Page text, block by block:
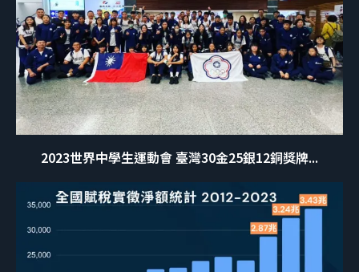
2023世界中學生運動會 臺灣30金25銀12銅獎牌...